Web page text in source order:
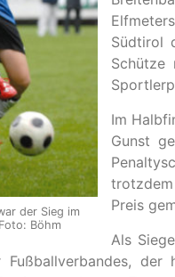
der Sieg im
Böhm
Südtirol
Schütze
Im
Gunst
Preis
Als
Fußballverbandes,